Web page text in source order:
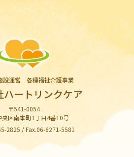
設運営 各種福祉介護事業
ハートリンクケア
〒541-0054
央区南本町1丁目4番10号
2825 / Fax.06-6271-5581